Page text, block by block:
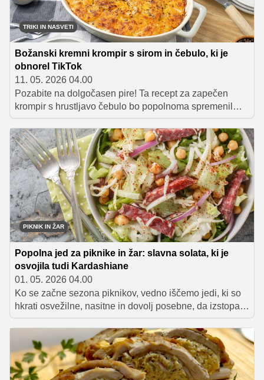
TRIKI IN NASVETI
Božanski kremni krompir s sirom in čebulo, ki je
obnorel TikTok
11. 05. 2026 04.00
Pozabite na dolgočasen pire! Ta recept za zapečen
krompir s hrustljavo čebulo bo popolnoma spremenil
vaš pogled na to klasično prilogo in navdušil vse goste
za mizo.
PIKNIK IN ŽAR
Popolna jed za piknike in žar: slavna solata, ki je
osvojila tudi Kardashiane
01. 05. 2026 04.00
Ko se začne sezona piknikov, vedno iščemo jedi, ki so
hkrati osvežilne, nasitne in dovolj posebne, da izstopajo
na mizi. Prav takšna je znamenita La Scala solata –
preprosta, a izjemno okusna klasika, ki jo danes
obožujejo tako ljubitelji kulinarike kot tudi svetovne
zvezde.